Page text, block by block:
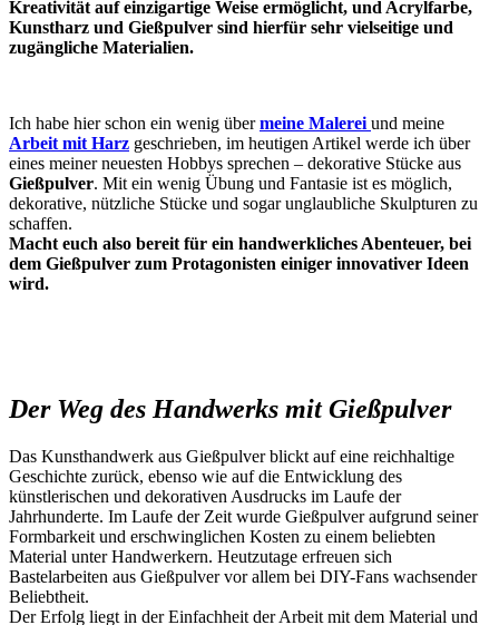
Kreativität auf einzigartige Weise ermöglicht, und Acrylfarbe,
Kunstharz und Gießpulver sind hierfür sehr vielseitige und
zugängliche Materialien.
Ich habe hier schon ein wenig übermeine Malerei und meine
Arbeit mit Harz geschrieben, im heutigen Artikel werde ich über
eines meiner neuesten Hobbys sprechen – dekorative Stücke aus
Gießpulver. Mit ein wenig Übung und Fantasie ist es möglich,
dekorative, nützliche Stücke und sogar unglaubliche Skulpturen zu
schaffen.
Macht euch also bereit für ein handwerkliches Abenteuer, bei
dem Gießpulver zum Protagonisten einiger innovativer Ideen
wird.
Der Weg des Handwerks mit Gießpulver
Das Kunsthandwerk aus Gießpulver blickt auf eine reichhaltige
Geschichte zurück, ebenso wie auf die Entwicklung des
künstlerischen und dekorativen Ausdrucks im Laufe der
Jahrhunderte. Im Laufe der Zeit wurde Gießpulver aufgrund seiner
Formbarkeit und erschwinglichen Kosten zu einem beliebten
Material unter Handwerkern. Heutzutage erfreuen sich
Bastelarbeiten aus Gießpulver vor allem bei DIY-Fans wachsender
Beliebtheit.
Der Erfolg liegt in der Einfachheit der Arbeit mit dem Material und